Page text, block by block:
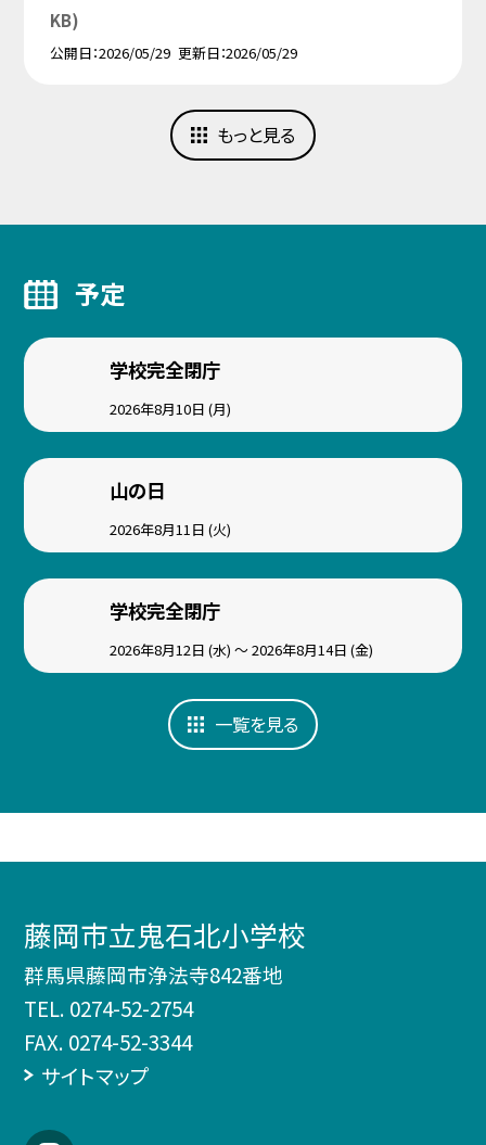
KB)
公開日 2026/05/29 更新日 2026/05/29
もっと見る
予定
学校完全閉庁
2026年8月10日 (月)
山の日
2026年8月11日 (火)
学校完全閉庁
2026年8月12日 (水) ～ 2026年8月14日 (金)
一覧を見る
藤岡市立鬼石北小学校
群馬県藤岡市浄法寺842番地
TEL. 0274-52-2754
FAX. 0274-52-3344
サイトマップ